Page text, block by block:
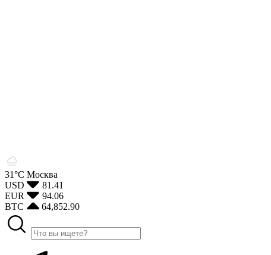
31°С Москва
USD
81.41
EUR
94.06
BTC
64,852.90